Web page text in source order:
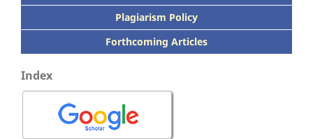
Plagiarism Policy
Forthcoming Articles
Index